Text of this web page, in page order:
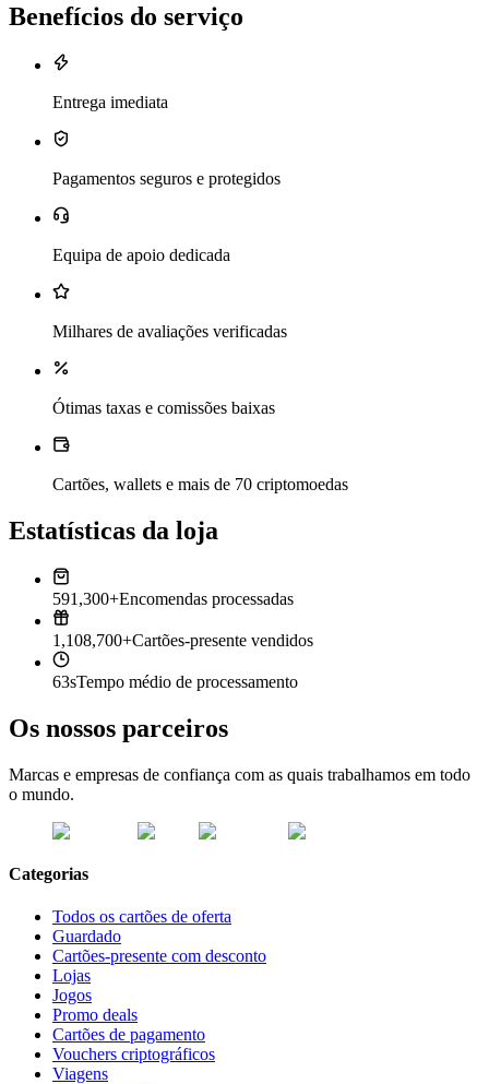
Benefícios do serviço
Entrega imediata
Pagamentos seguros e protegidos
Equipa de apoio dedicada
Milhares de avaliações verificadas
Ótimas taxas e comissões baixas
Cartões, wallets e mais de 70 criptomoedas
Estatísticas da loja
591,300+Encomendas processadas
1,108,700+Cartões-presente vendidos
63sTempo médio de processamento
Os nossos parceiros
Marcas e empresas de confiança com as quais trabalhamos em todo
o mundo.
Categorias
Todos os cartões de oferta
Guardado
Cartões-presente com desconto
Lojas
Jogos
Promo deals
Cartões de pagamento
Vouchers criptográficos
Viagens